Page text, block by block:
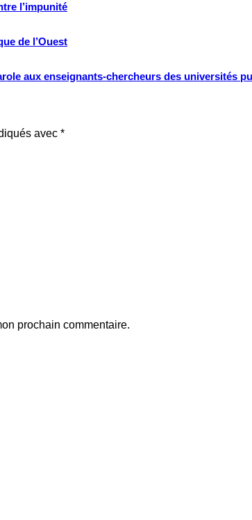
l’impunité
de l’Ouest
aux enseignants-chercheurs des universités
avec *
prochain commentaire.